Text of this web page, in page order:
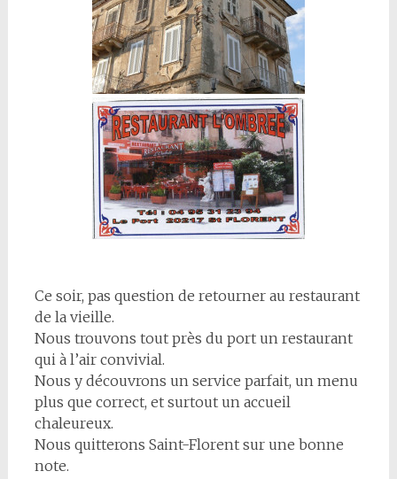
Ce soir, pas question de retourner au restaurant
de la vieille.
Nous trouvons tout près du port un restaurant
qui à l’air convivial.
Nous y découvrons un service parfait, un menu
plus que correct, et surtout un accueil
chaleureux.
Nous quitterons Saint-Florent sur une bonne
note.